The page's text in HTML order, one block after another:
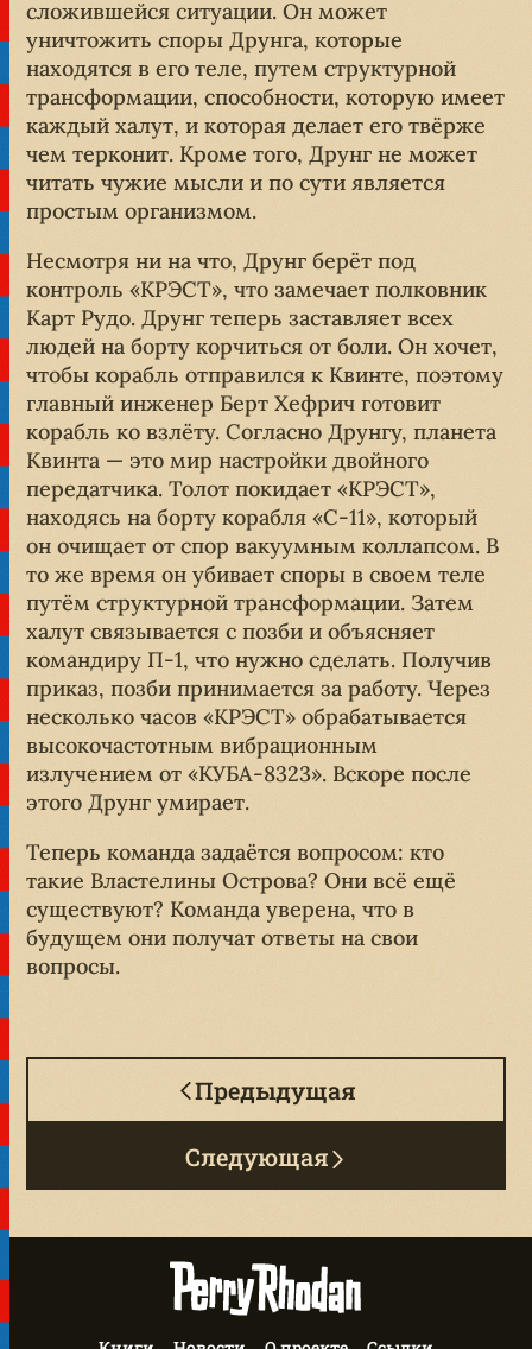
сложившейся ситуации. Он может
уничтожить споры Друнга, которые
находятся в его теле, путем структурной
трансформации, способности, которую имеет
каждый халут, и которая делает его твёрже
чем терконит. Кроме того, Друнг не может
читать чужие мысли и по сути является
простым организмом.
Несмотря ни на что, Друнг берёт под
контроль «КРЭСТ», что замечает полковник
Карт Рудо. Друнг теперь заставляет всех
людей на борту корчиться от боли. Он хочет,
чтобы корабль отправился к Квинте, поэтому
главный инженер Берт Хефрич готовит
корабль ко взлёту. Согласно Друнгу, планета
Квинта — это мир настройки двойного
передатчика. Толот покидает «КРЭСТ»,
находясь на борту корабля «C-11», который
он очищает от спор вакуумным коллапсом. В
то же время он убивает споры в своем теле
путём структурной трансформации. Затем
халут связывается с позби и объясняет
командиру П-1, что нужно сделать. Получив
приказ, позби принимается за работу. Через
несколько часов «КРЭСТ» обрабатывается
высокочастотным вибрационным
излучением от «КУБА-8323». Вскоре после
этого Друнг умирает.
Теперь команда задаётся вопросом: кто
такие Властелины Острова? Они всё ещё
существуют? Команда уверена, что в
будущем они получат ответы на свои
вопросы.
Предыдущая
Следующая